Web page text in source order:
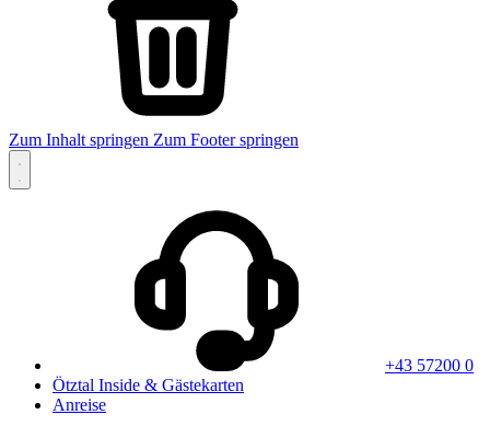
Zum Inhalt springen Zum Footer springen
+43 57200 0
Ötztal Inside & Gästekarten
Anreise